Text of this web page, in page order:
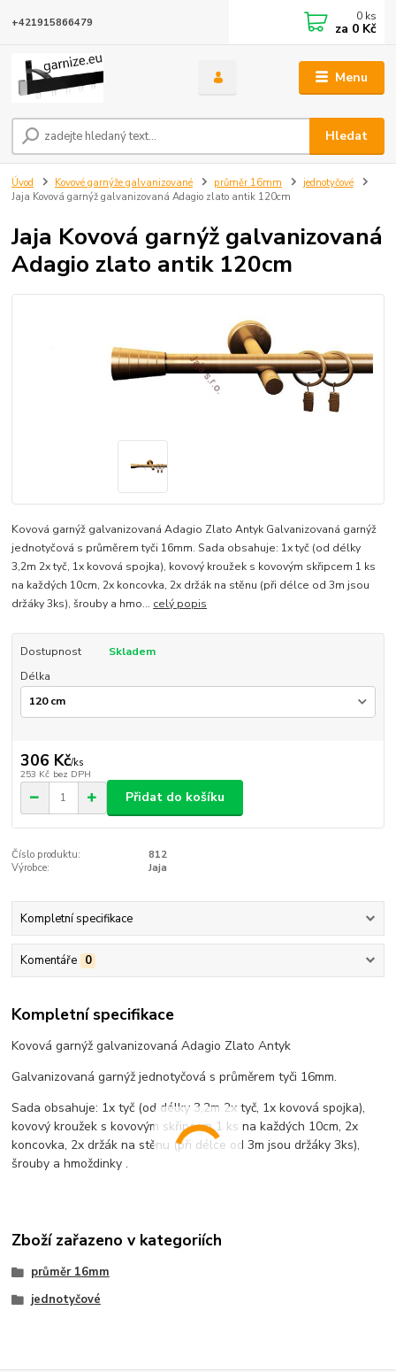
Menu
Hledat
+421915866479 0 ks
za 0 Kč
Úvod Kovové garnýže galvanizované průměr 16mm
jednotyčové
Jaja Kovová garnýž galvanizovaná Adagio zlato antik 120cm
Jaja Kovová garnýž galvanizovaná
Adagio zlato antik 120cm
Kovová garnýž galvanizovaná Adagio Zlato Antyk Galvanizovaná garnýž
jednotyčová s průměrem tyči 16mm. Sada obsahuje: 1x tyč (od délky
3,2m 2x tyč, 1x kovová spojka), kovový kroužek s kovovým skřipcem 1 ks
na každých 10cm, 2x koncovka, 2x držák na stěnu (při délce od 3m jsou
držáky 3ks), šrouby a hmo... celý popis
Dostupnost
Skladem
Délka
306 Kč/ks
253 Kč bez DPH
Přidat do košíku
Číslo produktu:
812
Výrobce:
Jaja
Kompletní specifikace
Komentáře 0
Kompletní specifikace
Kovová garnýž galvanizovaná Adagio Zlato Antyk
Galvanizovaná garnýž jednotyčová s průměrem tyči 16mm.
Sada obsahuje: 1x tyč (od délky 3,2m 2x tyč, 1x kovová spojka),
kovový kroužek s kovovým skřipcem 1 ks na každých 10cm, 2x
koncovka, 2x držák na stěnu (při délce od 3m jsou držáky 3ks),
šrouby a hmoždinky .
Zboží zařazeno v kategoriích
průměr 16mm
jednotyčové